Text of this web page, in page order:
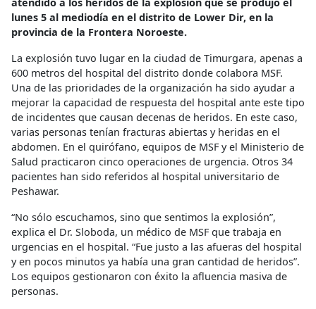
lunes 5 al mediodía en el distrito de Lower Dir, en la
provincia de la Frontera Noroeste.
La explosión tuvo lugar en la ciudad de Timurgara, apenas a
600 metros del hospital del distrito donde colabora MSF.
Una de las prioridades de la organización ha sido ayudar a
mejorar la capacidad de respuesta del hospital ante este tipo
de incidentes que causan decenas de heridos. En este caso,
varias personas tenían fracturas abiertas y heridas en el
abdomen. En el quirófano, equipos de MSF y el Ministerio de
Salud practicaron cinco operaciones de urgencia. Otros 34
pacientes han sido referidos al hospital universitario de
Peshawar.
“No sólo escuchamos, sino que sentimos la explosión”,
explica el Dr. Sloboda, un médico de MSF que trabaja en
urgencias en el hospital. “Fue justo a las afueras del hospital
y en pocos minutos ya había una gran cantidad de heridos”.
Los equipos gestionaron con éxito la afluencia masiva de
personas.